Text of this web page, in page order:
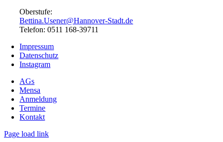
Oberstufe:
Bettina.Usener@Hannover-Stadt.de
Telefon: 0511 168-39711
Impressum
Datenschutz
Instagram
AGs
Mensa
Anmeldung
Termine
Kontakt
Page load link